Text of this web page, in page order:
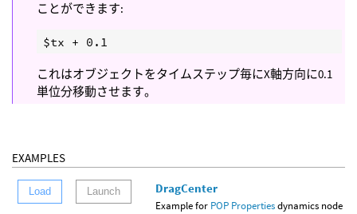
ことができます:
これはオブジェクトをタイムステップ毎にX軸方向に0.1
単位分移動させます。
EXAMPLES
Load Launch DragCenter
Example for POP Propertiesdynamics node